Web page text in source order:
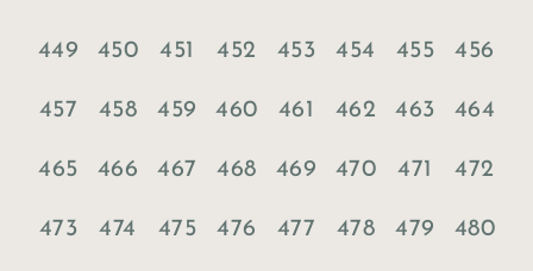
449 450 451 452 453 454 455 456
457 458 459 460 461 462 463 464
465 466 467 468 469 470 471 472
473 474 475 476 477 478 479 480